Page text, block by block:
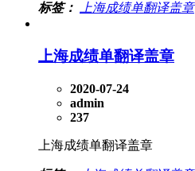
标签： 上海成绩单翻译盖章
上海成绩单翻译盖章
2020-07-24
admin
237
上海成绩单翻译盖章